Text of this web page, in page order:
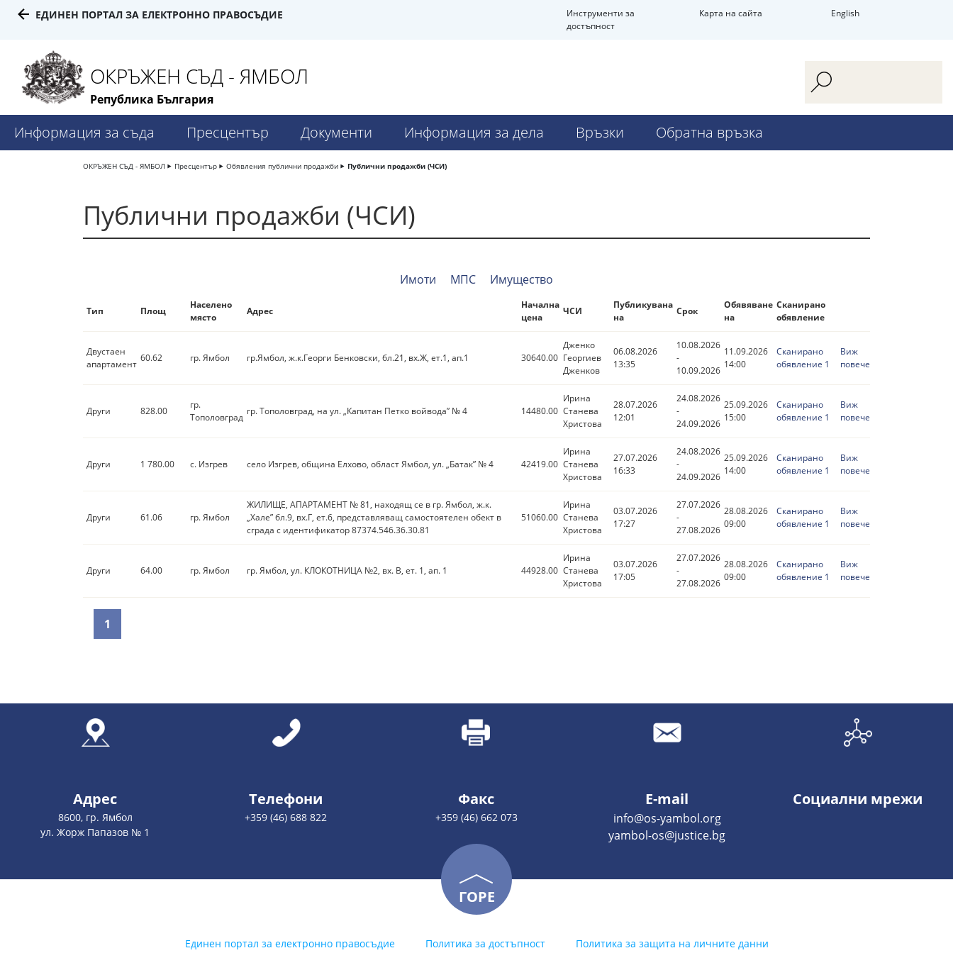
ЕДИНЕН ПОРТАЛ ЗА ЕЛЕКТРОННО ПРАВОСЪДИЕ
Инструменти за
достъпност
Карта на сайта English
ОКРЪЖЕН СЪД - ЯМБОЛ
Република България
Информация за съда Пресцентър Документи Информация за дела Връзки Обратна връзка
ОКРЪЖЕН СЪД - ЯМБОЛ Пресцентър Обявления публични продажби Публични продажби (ЧСИ)
Публични продажби (ЧСИ)
Имоти МПС Имущество
Тип Площ
Населено
място
Адрес
Начална
цена
ЧСИ
Публикувана
на
Срок
Обявяване
на
Сканирано
обявление
Двустаен
апартамент
60.62 гр. Ямбол гр.Ямбол, ж.к.Георги Бенковски, бл.21, вх.Ж, ет.1, ап.1 30640.00
Дженко
Георгиев
Дженков
06.08.2026
13:35
10.08.2026
-
10.09.2026
11.09.2026
14:00
Сканирано
обявление 1
Виж
повече
Други 828.00
гр.
Тополовград
гр. Тополовград, на ул. „Капитан Петко войвода” № 4 14480.00
Ирина
Станева
Христова
28.07.2026
12:01
24.08.2026
-
24.09.2026
25.09.2026
15:00
Сканирано
обявление 1
Виж
повече
Други 1 780.00 с. Изгрев село Изгрев, община Елхово, област Ямбол, ул. „Батак” № 4 42419.00
Ирина
Станева
Христова
27.07.2026
16:33
24.08.2026
-
24.09.2026
25.09.2026
14:00
Сканирано
обявление 1
Виж
повече
Други 61.06 гр. Ямбол
ЖИЛИЩЕ, АПАРТАМЕНТ № 81, находящ се в гр. Ямбол, ж.к.
„Хале” бл.9, вх.Г, ет.6, представляващ самостоятелен обект в
сграда с идентификатор 87374.546.36.30.81
51060.00
Ирина
Станева
Христова
03.07.2026
17:27
27.07.2026
-
27.08.2026
28.08.2026
09:00
Сканирано
обявление 1
Виж
повече
Други 64.00 гр. Ямбол гр. Ямбол, ул. КЛОКОТНИЦА №2, вх. В, ет. 1, ап. 1 44928.00
Ирина
Станева
Христова
03.07.2026
17:05
27.07.2026
-
27.08.2026
28.08.2026
09:00
Сканирано
обявление 1
Виж
повече
1
Адрес
8600, гр. Ямбол
ул. Жорж Папазов № 1
Телефони
+359 (46) 688 822
Факс
+359 (46) 662 073
E-mail
info@os-yambol.org
yambol-os@justice.bg
Социални мрежи
ГОРЕ
Единен портал за електронно правосъдие Политика за достъпност Политика за защита на личните данни